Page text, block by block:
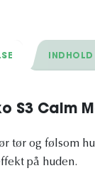
INDHOLD
S3 Calm
tør og følsom
på huden.